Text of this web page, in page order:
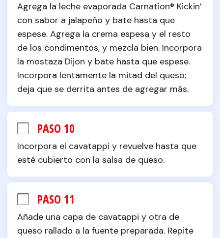
Agrega la leche evaporada Carnation® Kickin’
con sabor a jalapeño y bate hasta que
espese. Agrega la crema espesa y el resto
de los condimentos, y mezcla bien. Incorpora
la mostaza Dijon y bate hasta que espese.
Incorpora lentamente la mitad del queso;
deja que se derrita antes de agregar más.
PASO 10
Incorpora el cavatappi y revuelve hasta que
esté cubierto con la salsa de queso.
PASO 11
Añade una capa de cavatappi y otra de
queso rallado a la fuente preparada. Repite